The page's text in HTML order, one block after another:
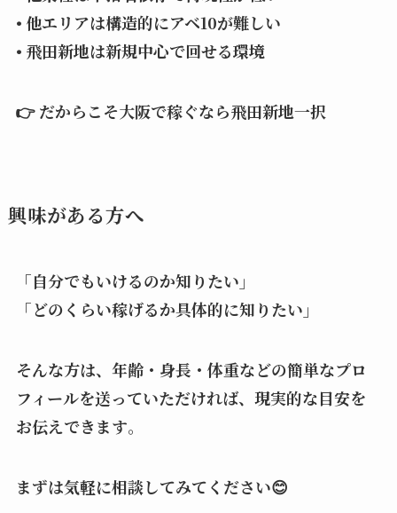
• 他エリアは構造的にアベ10が難しい
• 飛田新地は新規中心で回せる環境
👉 だからこそ大阪で稼ぐなら飛田新地一択
興味がある方へ
「自分でもいけるのか知りたい」
「どのくらい稼げるか具体的に知りたい」
そんな方は、年齢・身長・体重などの簡単なプロ
フィールを送っていただければ、現実的な目安を
お伝えできます。
まずは気軽に相談してみてください😊